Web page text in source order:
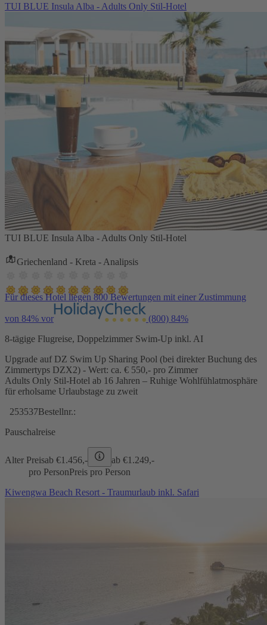
TUI BLUE Insula Alba - Adults Only Stil-Hotel
TUI BLUE Insula Alba - Adults Only Stil-Hotel
Griechenland - Kreta - Analipsis
Für dieses Hotel liegen 800 Bewertungen mit einer Zustimmung
von 84% vor (800) 84%
8-tägige Flugreise, Doppelzimmer Swim-Up inkl. AI
Upgrade auf DZ Swim Up Sharing Pool (bei direkter Buchung des
Zimmertyps DZX2) - Wert: ca. € 550,- pro Zimmer
Adults Only Stil-Hotel ab 16 Jahren – Ruhige Wohlfühlatmosphäre
für erholsame Urlaubstage zu zweit
253537Bestellnr.:
Pauschalreise
Alter Preisab €1.456,- ab €1.249,-
pro PersonPreis pro Person
Kiwengwa Beach Resort - Traumurlaub inkl. Safari